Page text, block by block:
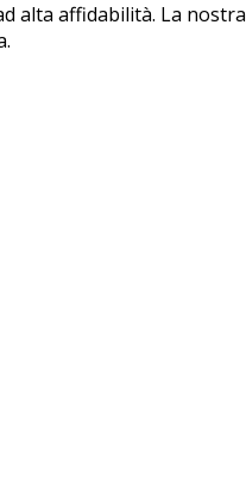
alta affidabilità. La nostra